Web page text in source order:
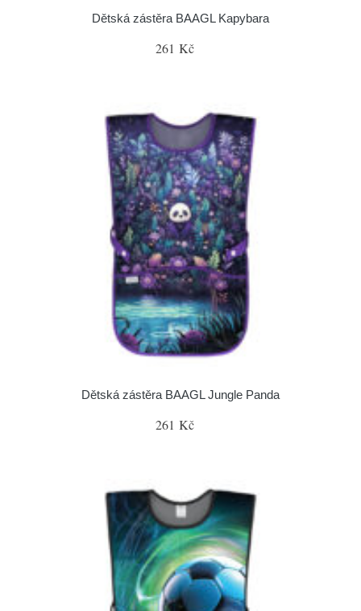
Dětská zástěra BAAGL Kapybara
261 Kč
Dětská zástěra BAAGL Jungle Panda
261 Kč